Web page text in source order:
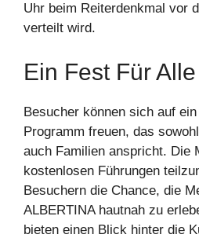
Uhr beim Reiterdenkmal vor
verteilt wird.
Ein Fest Für
Besucher können sich auf
Programm freuen, das
auch Familien anspricht. Die
kostenlosen Führungen
Besuchern die Chance, die
ALBERTINA hautnah zu
bieten einen Blick hinter die